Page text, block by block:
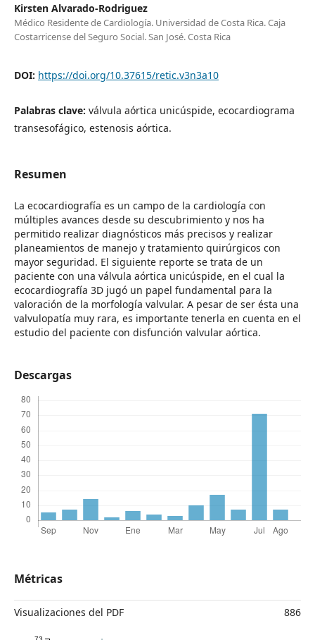
Kirsten Alvarado-Rodriguez
Médico Residente de Cardiología. Universidad de Costa Rica. Caja
Costarricense del Seguro Social. San José. Costa Rica
DOI: https://doi.org/10.37615/retic.v3n3a10
Palabras clave: válvula aórtica unicúspide, ecocardiograma
transesofágico, estenosis aórtica.
Resumen
La ecocardiografía es un campo de la cardiología con
múltiples avances desde su descubrimiento y nos ha
permitido realizar diagnósticos más precisos y realizar
planeamientos de manejo y tratamiento quirúrgicos con
mayor seguridad. El siguiente reporte se trata de un
paciente con una válvula aórtica unicúspide, en el cual la
ecocardiografía 3D jugó un papel fundamental para la
valoración de la morfología valvular. A pesar de ser ésta una
valvulopatía muy rara, es importante tenerla en cuenta en el
estudio del paciente con disfunción valvular aórtica.
Descargas
Métricas
Visualizaciones del PDF 886